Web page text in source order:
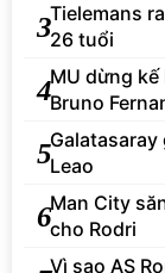
3Tielemans
26 tuổi
4MU dừng
Bruno
5Leao
6Man City
cho Rodri
Vì sao AS